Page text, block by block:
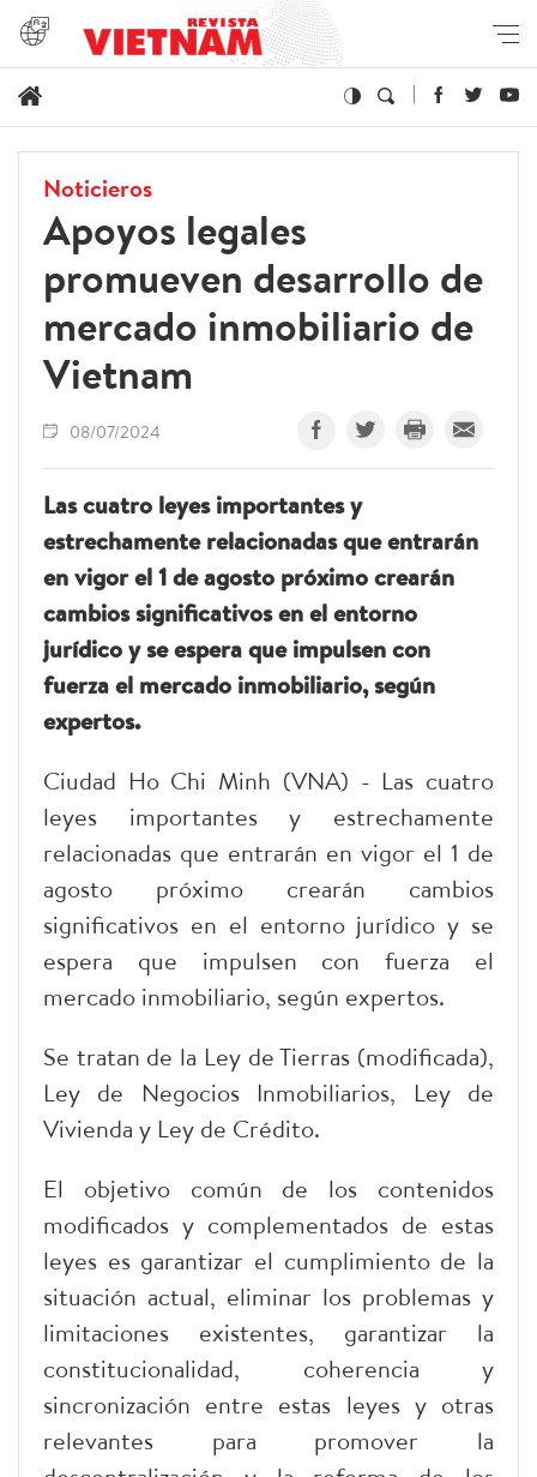
Noticieros
Apoyos legales
promueven desarrollo de
mercado inmobiliario de
Vietnam
08/07/2024
Las cuatro leyes importantes y
estrechamente relacionadas que entrarán
en vigor el 1 de agosto próximo crearán
cambios significativos en el entorno
jurídico y se espera que impulsen con
fuerza el mercado inmobiliario, según
expertos.
Ciudad Ho Chi Minh (VNA) - Las cuatro
leyes importantes y estrechamente
relacionadas que entrarán en vigor el 1 de
agosto próximo crearán cambios
significativos en el entorno jurídico y se
espera que impulsen con fuerza el
mercado inmobiliario, según expertos.
Se tratan de la Ley de Tierras (modificada),
Ley de Negocios Inmobiliarios, Ley de
Vivienda y Ley de Crédito.
El objetivo común de los contenidos
modificados y complementados de estas
leyes es garantizar el cumplimiento de la
situación actual, eliminar los problemas y
limitaciones existentes, garantizar la
constitucionalidad, coherencia y
sincronización entre estas leyes y otras
relevantes para promover la